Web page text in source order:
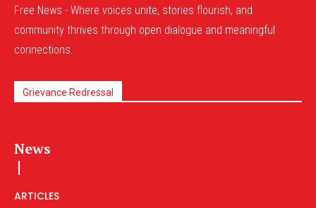
Free News - Where voices unite, stories flourish, and
community thrives through open dialogue and meaningful
connections.
Grievance Redressal
News
ARTICLES